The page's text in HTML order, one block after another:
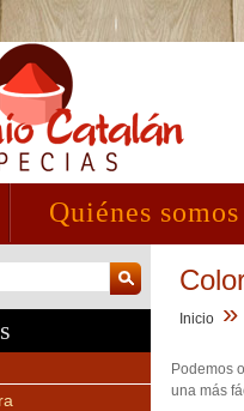
Quiénes somos
Inicio
Podemos
una más